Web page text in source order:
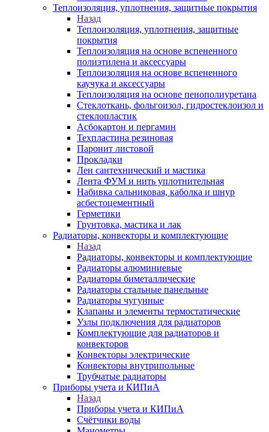
Теплоизоляция, уплотнения, защитные покрытия
Назад
Теплоизоляция, уплотнения, защитные
покрытия
Теплоизоляция на основе вспененного
полиэтилена и аксессуары
Теплоизоляция на основе вспененного
каучука и аксессуары
Теплоизоляция на основе пенополиуретана
Стеклоткань, фольгоизол, гидростеклоизол и
стеклопластик
Асбокартон и пергамин
Техпластина резиновая
Паронит листовой
Прокладки
Лен сантехнический и мастика
Лента ФУМ и нить уплотнительная
Набивка сальниковая, каболка и шнур
асбестоцементный
Герметики
Грунтовка, мастика и лак
Радиаторы, конвекторы и комплектующие
Назад
Радиаторы, конвекторы и комплектующие
Радиаторы алюминиевые
Радиаторы биметаллические
Радиаторы стальные панельные
Радиаторы чугунные
Клапаны и элементы термостатические
Узлы подключения для радиаторов
Комплектующие для радиаторов и
конвекторов
Конвекторы электрические
Конвекторы внутрипольные
Трубчатые радиаторы
Приборы учета и КИПиА
Назад
Приборы учета и КИПиА
Счётчики воды